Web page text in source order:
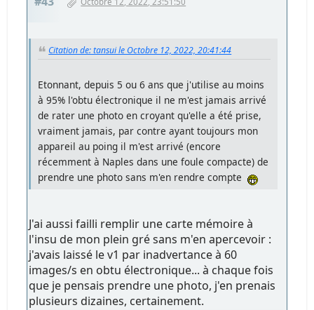
Citation de: tansui le Octobre 12, 2022, 20:41:44
Etonnant, depuis 5 ou 6 ans que j'utilise au moins
à 95% l'obtu électronique il ne m'est jamais arrivé
de rater une photo en croyant qu'elle a été prise,
vraiment jamais, par contre ayant toujours mon
appareil au poing il m'est arrivé (encore
récemment à Naples dans une foule compacte) de
prendre une photo sans m'en rendre compte
J'ai aussi failli remplir une carte mémoire à
l'insu de mon plein gré sans m'en apercevoir :
j'avais laissé le v1 par inadvertance à 60
images/s en obtu électronique... à chaque fois
que je pensais prendre une photo, j'en prenais
plusieurs dizaines, certainement.